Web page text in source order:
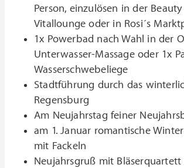
Person, einzulösen in der
Vitallounge oder in Rosi´s
1x Powerbad nach Wahl in der
Unterwasser-Massage oder 1x
Wasserschwebeliege
Stadtführung durch das
Regensburg
Am Neujahrstag feiner
am 1. Januar romantische
mit Fackeln
Neujahrsgruß mit Bläserquartett